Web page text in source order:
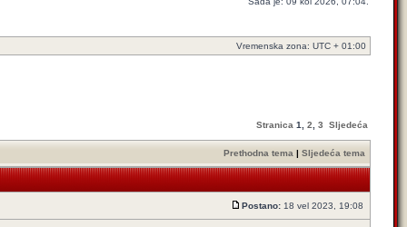
Vremenska zona: UTC + 01:00
Stranica 1 2 3 Sljedeća
Prethodna tema | Sljedeća tema
Postano: 18 vel 2023, 19:08